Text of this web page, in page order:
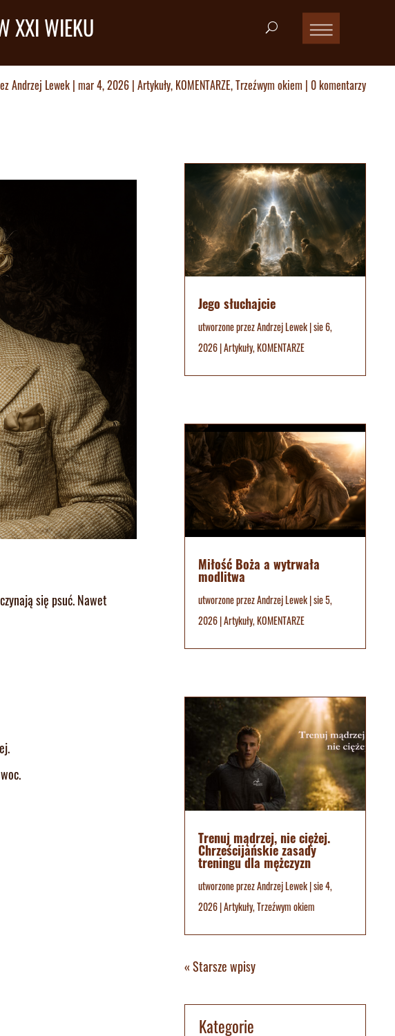
XXI WIEKU
Andrzej Lewek | mar 4, 2026 | Artykuły, KOMENTARZE,Trzeźwym okiem | 0 komentarzy
się psuć. Nawet
Jego słuchajcie
utworzone przezAndrzej Lewek|sie 6,
2026|Artykuły,KOMENTARZE
Miłość Boża a wytrwała
modlitwa
utworzone przezAndrzej Lewek|sie 5,
2026|Artykuły,KOMENTARZE
Trenuj mądrzej, nie ciężej.
Chrześcijańskie zasady
treningu dla mężczyzn
utworzone przezAndrzej Lewek|sie 4,
2026|Artykuły,Trzeźwym okiem
« Starsze wpisy
Kategorie